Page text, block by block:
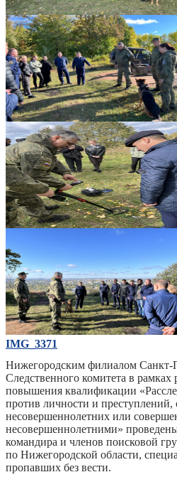
IMG_3377
IMG_1641
IMG_3371
Нижегородским филиалом Санкт-
Следственного комитета в
повышения квалификации
против личности и
несовершеннолетних или
несовершеннолетними»
командира и членов поисковой
по Нижегородской области,
пропавших без вести.